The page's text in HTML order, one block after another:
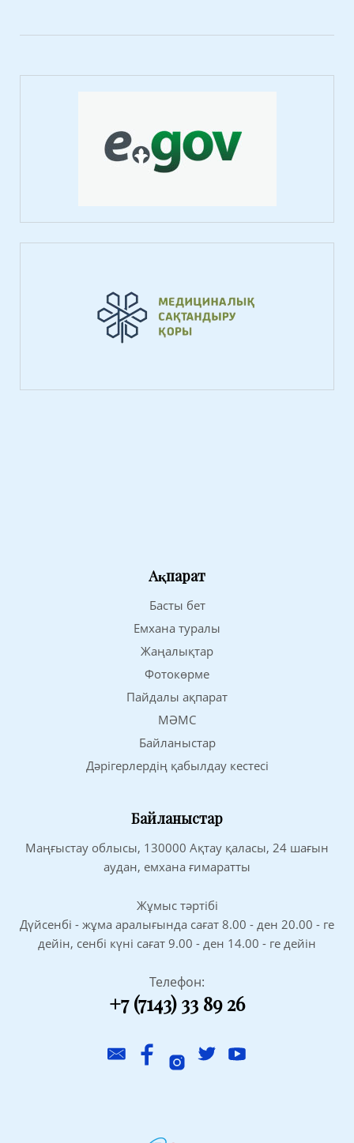
Ақпарат
Басты бет
Емхана туралы
Жаңалықтар
Фотокөрме
Пайдалы ақпарат
МӘМС
Байланыстар
Дәрігерлердің қабылдау кестесі
Байланыстар
Маңғыстау облысы, 130000 Ақтау қаласы, 24 шағын
аудан, емхана ғимаратты
Жұмыс тәртібі
Дүйсенбі - жұма аралығында сағат 8.00 - ден 20.00 - ге
дейін, сенбі күні сағат 9.00 - ден 14.00 - ге дейін
Телефон:
+7 (7143) 33 89 26